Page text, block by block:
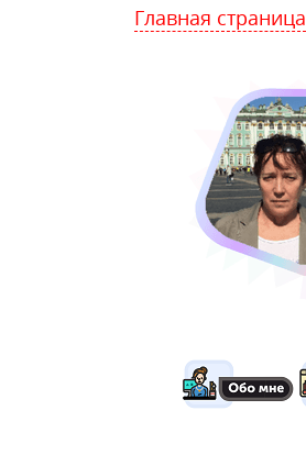
Главная страница